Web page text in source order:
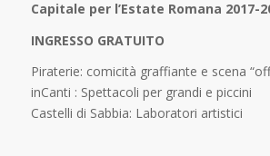
Capitale per l’Estate Romana 2017-
INGRESSO GRATUITO
Piraterie: comicità graffiante e scena
inCanti : Spettacoli per grandi e piccini
Castelli di Sabbia: Laboratori artistici